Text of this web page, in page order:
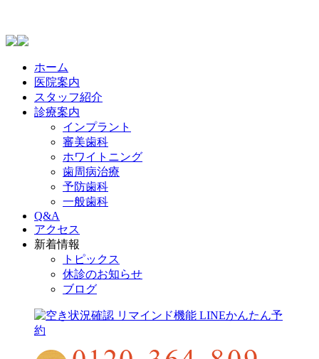
ホーム
医院案内
スタッフ紹介
診療案内
インプラント
審美歯科
ホワイトニング
歯周病治療
予防歯科
一般歯科
Q&A
アクセス
新着情報
トピックス
休診のお知らせ
ブログ